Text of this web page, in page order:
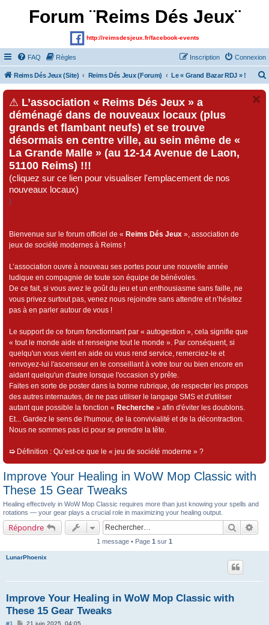
Forum ¨Reims Dés Jeux¨
http://reimsdesjeux.fr/facebook-events
FAQ Règles Connexion
Inscription
Reims Dés Jeux (Site) Reims Dés Jeux (Forum) Le « Grand Bazar RDJ » !
⚠ L’association « Reims Dés Jeux » a
déménagé dans de nouveaux locaux (plus
grands et flambant neufs) et se trouve
désormais en centre ville, au sein même de «
La Grande Malle » (au 12-14 Avenue de Laon,
51100 Reims) !!!
(cliquez sur ce lien pour visualiser l'emplacement de nos
nouveaux locaux)
)
Bienvenue sur le forum officiel de « Reims Dés Jeux », association de
jeux de société modernes à Reims !
L’association ouvre à nouveau ses portes pour une nouvelle année
ludique en compagnie de toute son équipe de bénévoles.
De ce fait, si vous avez le goût du jeu et un enthousiasme sans faille, ne
vous privez surtout pas, venez nous rejoindre sans attendre et n’hésitez
pas à en parler autour de vous !
Le support de ce forum fonctionnant par « autogestion », cela signifie que
« tout le monde aide et renseigne tout le monde ». Par conséquent, si
quelqu'un vous vient en aide ou vous rend service, remerciez-le et
renvoyez-lui l'ascenseur en le conseillant à votre tour ou bien encore en
aidant quelqu'un d'autre lorsque l'occasion s'y prête.
Faites en sorte de poster dans la bonne rubrique, de respecter les propos
des autres internautes, de ne pas utiliser le langage SMS et d'utiliser
autant que possible la fonction « Recherche » afin d'éviter les doublons.
Et... Gardez le sens de l'humour, de la convivialité et de la décontraction.
Nous ne sommes pas ici pour se prendre la tête.
➯ Définition : Qu’est-ce que le « jeu de société moderne » ?
Improve Your Healing in WoW Mop Classic with
These 15 Gear Tweaks
Healing effectively in WoW Mop Classic requires more than just knowing your spells and
rotations — your gear plays a crucial role in maximizing your healing output.
Répondre
1 message • Page 1 sur 1
LunarPhoenix
Improve Your Healing in WoW Mop Classic with
These 15 Gear Tweaks
#1
M21 juin 2025, 04:05